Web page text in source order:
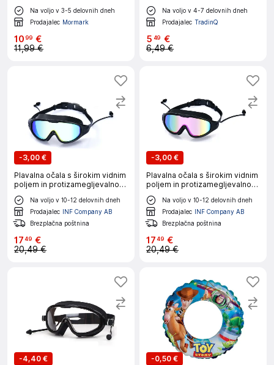
Na voljo v 3-5 delovnih dneh
Prodajalec Mormark
1099 €
11,99 €
Na voljo v 4-7 delovnih dneh
Prodajalec TradinQ
5 49 €
6,49 €
-3,00 €
Plavalna očala s širokim vidnim
poljem in protizamegljevalno
prevleko - etui, silikonsko
tesnilo, UV-zaščita, nastavljiv
trak Črna in zlata
Na voljo v 10-12 delovnih dneh
Prodajalec INF Company AB
Brezplačna poštnina
1749 €
20,49 €
-3,00 €
Plavalna očala s širokim vidnim
poljem in protizamegljevalno
prevleko - etui, silikonsko
tesnilo, UV-zaščita, nastavljiv
trak Črna + rožnata
Na voljo v 10-12 delovnih dneh
Prodajalec INF Company AB
Brezplačna poštnina
1749 €
20,49 €
-4,40 €
-0,50 €